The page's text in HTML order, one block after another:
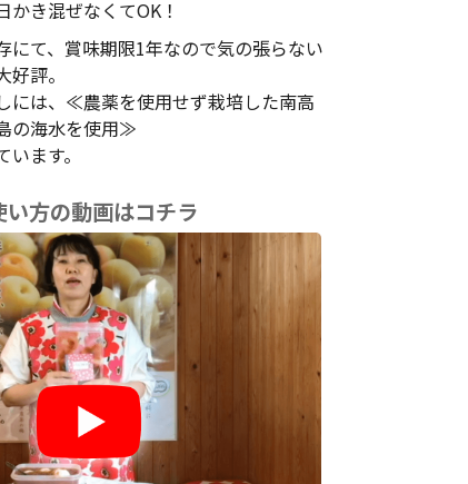
かき混ぜなくてOK！
にて、賞味期限1年なので気の張らない
評。
には、≪農薬を使用せず栽培した南高
の海水を使用≫
ます。
い方の動画はコチラ